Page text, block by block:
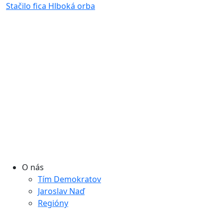
Stačilo fica Hlboká orba
O nás
Tím Demokratov
Jaroslav Naď
Regióny